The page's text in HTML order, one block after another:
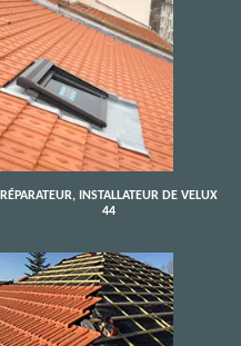
RÉPARATEUR, INSTALLATEUR DE VELUX
44